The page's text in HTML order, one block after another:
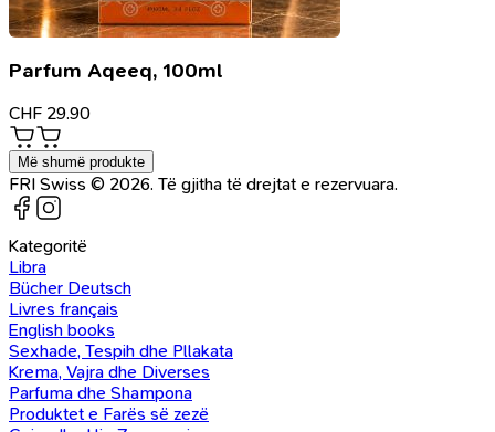
Parfum Aqeeq, 100ml
CHF 29.90
Më shumë produkte
FRI Swiss © 2026. Të gjitha të drejtat e rezervuara.
Kategoritë
Libra
Bücher Deutsch
Livres français
English books
Sexhade, Tespih dhe Pllakata
Krema, Vajra dhe Diverses
Parfuma dhe Shampona
Produktet e Farës së zezë